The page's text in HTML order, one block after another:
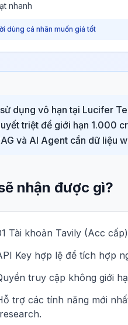
nhanh
dùng cá nhân muốn giá tốt
dụng vô hạn tại Lucifer
triệt để giới hạn 1.000
và AI Agent cần dữ liệu
nhận được gì?
Tài khoản Tavily (Acc
Key hợp lệ để tích hợp
truy cập không giới
trợ các tính năng mới